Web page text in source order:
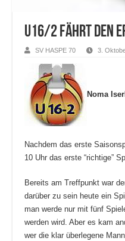
u16/2 fährt den
SV HASPE 70 3.
Noma
Nachdem das erste
10 Uhr das erste “richtige”
Bereits am Treffpunkt war
darüber zu sein heute ein
man werde nur mit fünf
werden wird. Aber es kam
wer die klar überlegene